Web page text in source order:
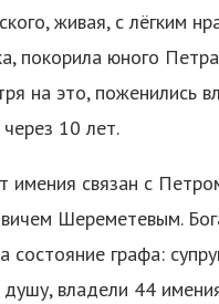
живая, с лёгким
покорила юного
на это, поженились
10 лет.
имения связан с
Шереметевым.
состояние графа:
владели 44